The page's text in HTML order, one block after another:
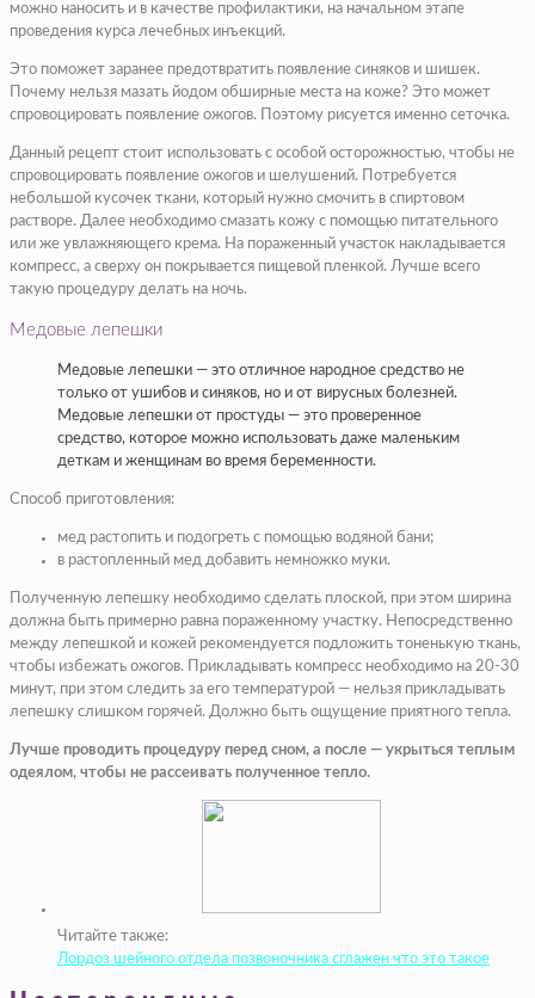
можно наносить и в качестве профилактики, на начальном этапе
проведения курса лечебных инъекций.
Это поможет заранее предотвратить появление синяков и шишек.
Почему нельзя мазать йодом обширные места на коже? Это может
спровоцировать появление ожогов. Поэтому рисуется именно сеточка.
Данный рецепт стоит использовать с особой осторожностью, чтобы не
спровоцировать появление ожогов и шелушений. Потребуется
небольшой кусочек ткани, который нужно смочить в спиртовом
растворе. Далее необходимо смазать кожу с помощью питательного
или же увлажняющего крема. На пораженный участок накладывается
компресс, а сверху он покрывается пищевой пленкой. Лучше всего
такую процедуру делать на ночь.
Медовые лепешки
Медовые лепешки — это отличное народное средство не
только от ушибов и синяков, но и от вирусных болезней.
Медовые лепешки от простуды — это проверенное
средство, которое можно использовать даже маленьким
деткам и женщинам во время беременности.
Способ приготовления:
мед растопить и подогреть с помощью водяной бани;
в растопленный мед добавить немножко муки.
Полученную лепешку необходимо сделать плоской, при этом ширина
должна быть примерно равна пораженному участку. Непосредственно
между лепешкой и кожей рекомендуется подложить тоненькую ткань,
чтобы избежать ожогов. Прикладывать компресс необходимо на 20-30
минут, при этом следить за его температурой — нельзя прикладывать
лепешку слишком горячей. Должно быть ощущение приятного тепла.
Лучше проводить процедуру перед сном, а после — укрыться теплым
одеялом, чтобы не рассеивать полученное тепло.
Читайте также:
Лордоз шейного отдела позвоночника сглажен что это такое